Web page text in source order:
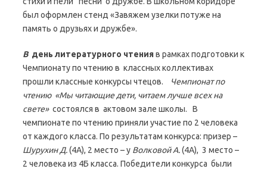
был оформлен стенд «Завяжем узелки потуже на
память о друзьях и дружбе».
В день литературного чтенияв рамках подготовки к
Чемпионату по чтению в классных коллективах
прошли классные конкурсы чтецов.
Чемпионат по
чтению «Мы читающие дети, читаем лучше всех на
свете» состоялся в актовом зале школы. В
чемпионате по чтению приняли участие по 2 человека
от каждого класса. По результатам конкурса: призер –
Шурухин Д.(4А), 2 место – у Волковой А.(4А), 3 место –
2 человека из 4Б класса. Победители конкурса были